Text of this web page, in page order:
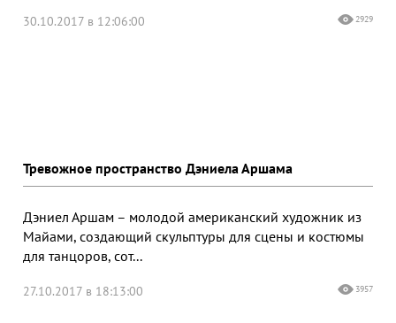
30.10.2017 в 12:06:00 2929
Тревожное пространство Дэниела Аршама
Дэниел Аршам – молодой американский художник из
Майами, создающий скульптуры для сцены и костюмы
для танцоров, сот...
27.10.2017 в 18:13:00 3957